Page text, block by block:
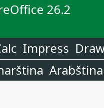
26.2
Impress
Arabština